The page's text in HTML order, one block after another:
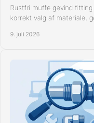
Rustfri muffe gevind
korrekt valg af materiale,
9. juli 2026